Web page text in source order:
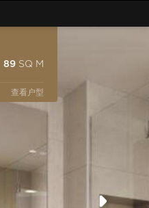
查看户型
89SQ M